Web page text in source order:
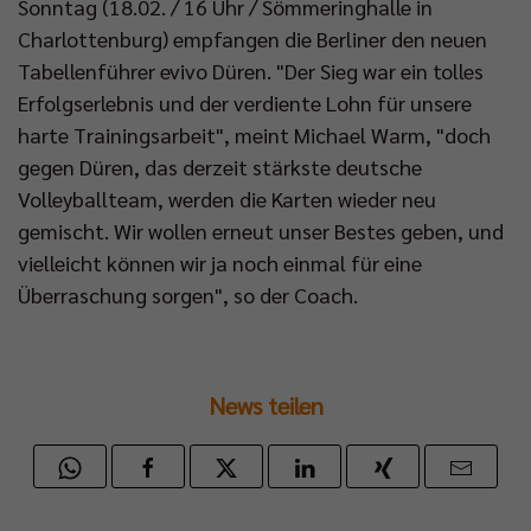
Sonntag (18.02. / 16 Uhr / Sömmeringhalle in
Charlottenburg) empfangen die Berliner den neuen
Tabellenführer evivo Düren. "Der Sieg war ein tolles
Erfolgserlebnis und der verdiente Lohn für unsere
harte Trainingsarbeit", meint Michael Warm, "doch
gegen Düren, das derzeit stärkste deutsche
Volleyballteam, werden die Karten wieder neu
gemischt. Wir wollen erneut unser Bestes geben, und
vielleicht können wir ja noch einmal für eine
Überraschung sorgen", so der Coach.
News teilen